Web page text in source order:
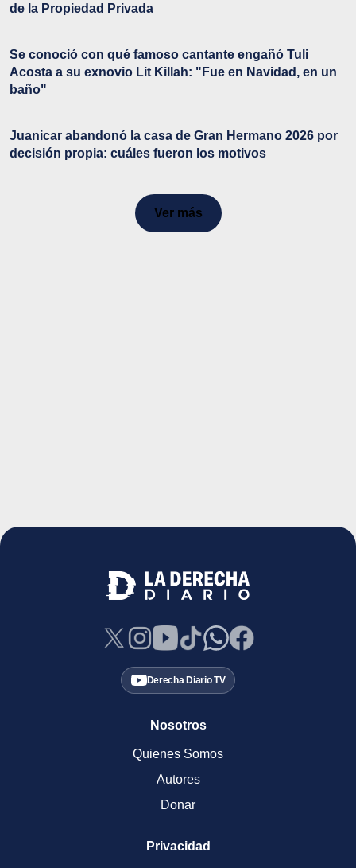
de la Propiedad Privada
Se conoció con qué famoso cantante engañó Tuli
Acosta a su exnovio Lit Killah: "Fue en Navidad, en un
baño"
Juanicar abandonó la casa de Gran Hermano 2026 por
decisión propia: cuáles fueron los motivos
Ver más
Derecha Diario TV
Nosotros
Quienes Somos
Autores
Donar
Privacidad